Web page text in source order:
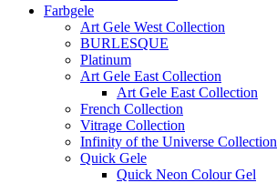
Farbgele
Art Gele West Collection
BURLESQUE
Platinum
Art Gele East Collection
Art Gele East Collection
French Collection
Vitrage Collection
Infinity of the Universe Collection
Quick Gele
Quick Neon Colour Gel